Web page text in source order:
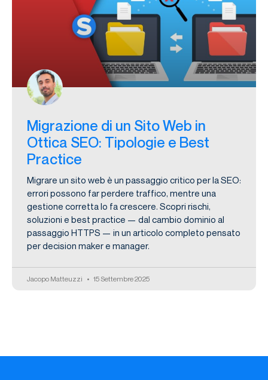
Migrazione di un Sito Web in
Ottica SEO: Tipologie e Best
Practice
Migrare un sito web è un passaggio critico per la SEO:
errori possono far perdere traffico, mentre una
gestione corretta lo fa crescere. Scopri rischi,
soluzioni e best practice — dal cambio dominio al
passaggio HTTPS — in un articolo completo pensato
per decision maker e manager.
Jacopo Matteuzzi 15 Settembre 2025